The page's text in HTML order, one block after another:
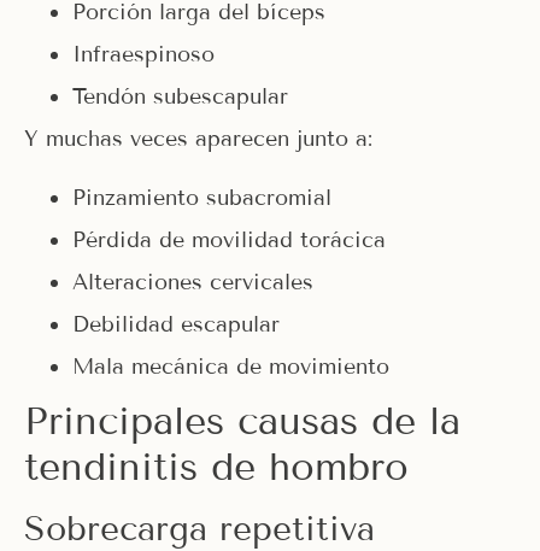
Porción larga del bíceps
Infraespinoso
Tendón subescapular
Y muchas veces aparecen junto a:
Pinzamiento subacromial
Pérdida de movilidad torácica
Alteraciones cervicales
Debilidad escapular
Mala mecánica de movimiento
Principales causas de la
tendinitis de hombro
Sobrecarga repetitiva